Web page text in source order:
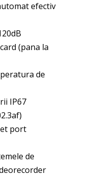
efectiv
(pana la
de
IP67
port
de